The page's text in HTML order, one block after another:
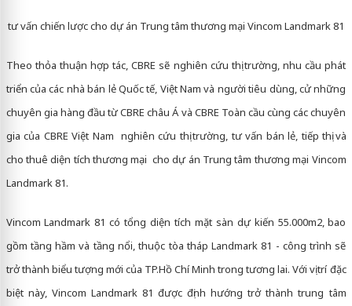
tư vấn chiến lược cho dự án Trung tâm thương mại Vincom Landmark 81
Theo thỏa thuận hợp tác, CBRE sẽ nghiên cứu thị trường, nhu cầu phát
triển của các nhà bán lẻ Quốc tế, Việt Nam và người tiêu dùng, cử những
chuyên gia hàng đầu từ CBRE châu Á và CBRE Toàn cầu cùng các chuyên
gia của CBRE Việt Nam nghiên cứu thị trường, tư vấn bán lẻ, tiếp thị và
cho thuê diện tích thương mại cho dự án Trung tâm thương mại Vincom
Landmark 81.
Vincom Landmark 81 có tổng diện tích mặt sàn dự kiến 55.000m2, bao
gồm tầng hầm và tầng nổi, thuộc tòa tháp Landmark 81 - công trình sẽ
trở thành biểu tượng mới của TP.Hồ Chí Minh trong tương lai. Với vị trí đặc
biệt này, Vincom Landmark 81 được định hướng trở thành trung tâm